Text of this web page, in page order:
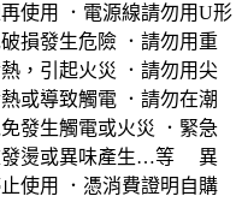
使用 ．電源線請勿用U形
損發生危險 ．請勿用重
，引起火災 ．請勿用尖
或導致觸電 ．請勿在潮
發生觸電或火災 ．緊急
發燙或異味產生…等 異
使用 ．憑消費證明自購